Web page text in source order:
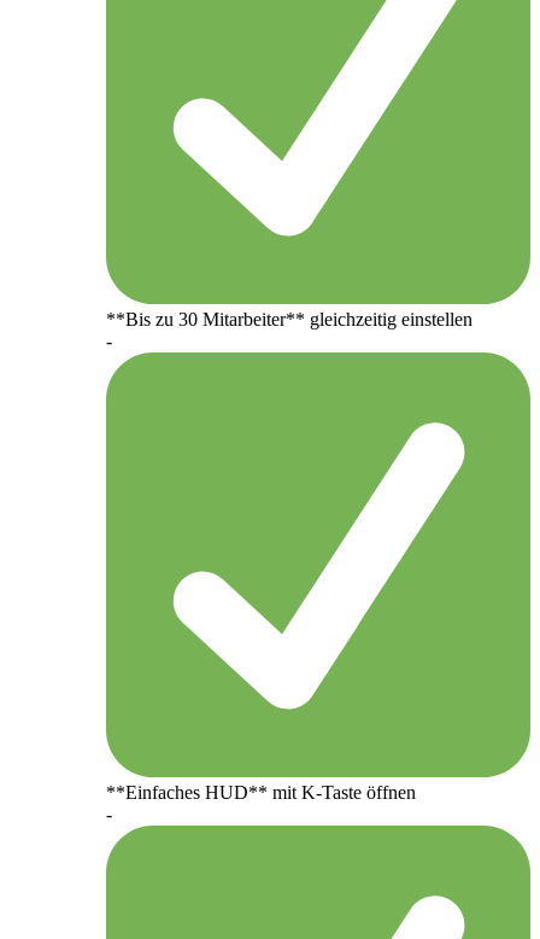
**Bis zu 30 Mitarbeiter** gleichzeitig einstellen
-
**Einfaches HUD** mit K-Taste öffnen
-